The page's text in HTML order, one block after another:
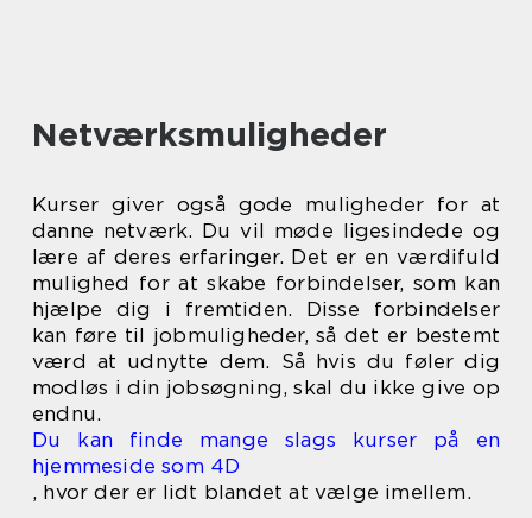
Netværksmuligheder
Kurser giver også gode muligheder for at
danne netværk. Du vil møde ligesindede og
lære af deres erfaringer. Det er en værdifuld
mulighed for at skabe forbindelser, som kan
hjælpe dig i fremtiden. Disse forbindelser
kan føre til jobmuligheder, så det er bestemt
værd at udnytte dem. Så hvis du føler dig
modløs i din jobsøgning, skal du ikke give op
endnu.
Du kan finde mange slags kurser på en
hjemmeside som 4D
, hvor der er lidt blandet at vælge imellem.